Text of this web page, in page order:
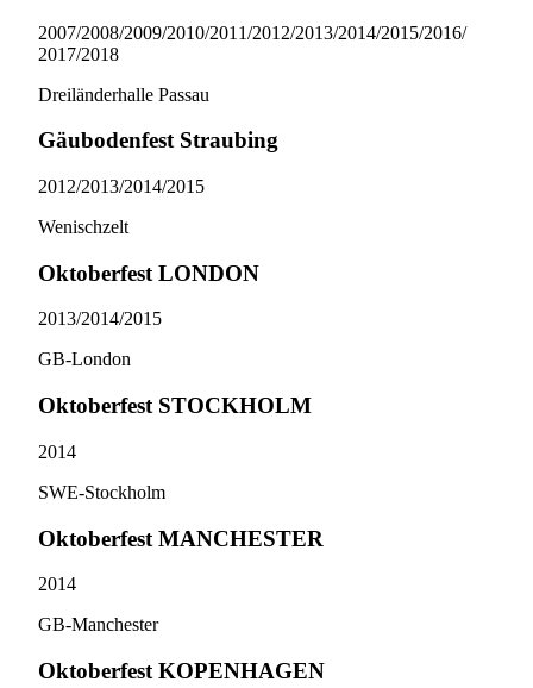
2007/​2008/​2009/​2010/​2011/​2012/​2013/​2014/​2015/​2016/​
2017/​2018
Dreiländerhalle Passau
Gäubodenfest Straubing
2012/​2013/​2014/​2015
Wenischzelt
Oktoberfest LONDON
2013/​2014/​2015
GB-London
Oktoberfest STOCKHOLM
2014
SWE-Stockholm
Oktoberfest MANCHESTER
2014
GB-Manchester
Oktoberfest KOPENHAGEN